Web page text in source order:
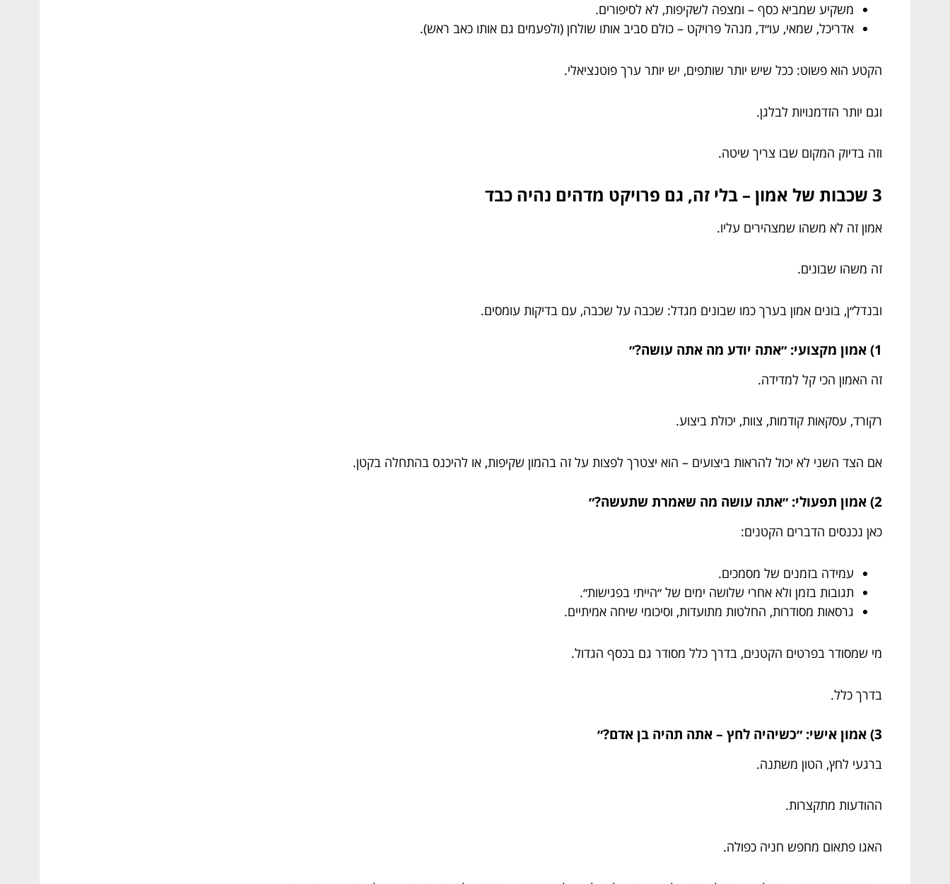
משקיע שמביא כסף – ומצפה לשקיפות, לא לסיפורים.
אדריכל, שמאי, עו״ד, מנהל פרויקט – כולם סביב אותו שולחן (ולפעמים גם אותו כאב ראש).
הקטע הוא פשוט: ככל שיש יותר שותפים, יש יותר ערך פוטנציאלי.
וגם יותר הזדמנויות לבלגן.
וזה בדיוק המקום שבו צריך שיטה.
3 שכבות של אמון – בלי זה, גם פרויקט מדהים נהיה כבד
אמון זה לא משהו שמצהירים עליו.
זה משהו שבונים.
ובנדל״ן, בונים אמון בערך כמו שבונים מגדל: שכבה על שכבה, עם בדיקות עומסים.
1) אמון מקצועי: ״אתה יודע מה אתה עושה?״
זה האמון הכי קל למדידה.
רקורד, עסקאות קודמות, צוות, יכולת ביצוע.
אם הצד השני לא יכול להראות ביצועים – הוא יצטרך לפצות על זה בהמון שקיפות, או להיכנס בהתחלה בקטן.
2) אמון תפעולי: ״אתה עושה מה שאמרת שתעשה?״
כאן נכנסים הדברים הקטנים:
עמידה בזמנים של מסמכים.
תגובות בזמן ולא אחרי שלושה ימים של ״הייתי בפגישות״.
גרסאות מסודרות, החלטות מתועדות, וסיכומי שיחה אמיתיים.
מי שמסודר בפרטים הקטנים, בדרך כלל מסודר גם בכסף הגדול.
בדרך כלל.
3) אמון אישי: ״כשיהיה לחץ – אתה תהיה בן אדם?״
ברגעי לחץ, הטון משתנה.
ההודעות מתקצרות.
האגו פתאום מחפש חניה כפולה.